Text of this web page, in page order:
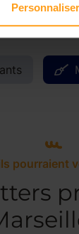
Personnaliser
pourraient